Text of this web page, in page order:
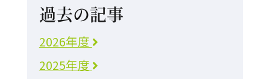
過去の記事
2026年度
2025年度